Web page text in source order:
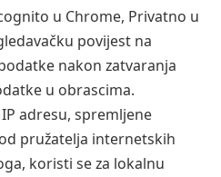
u Chrome, Privatno u
povijest na
nakon zatvaranja
u obrascima.
adresu, spremljene
pružatelja internetskih
koristi se za lokalnu